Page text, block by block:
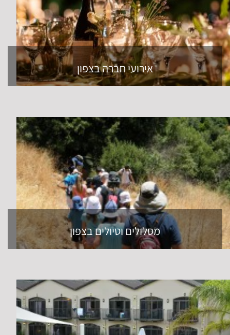
אירועי חברה בצפון
מסלולים וטיולים בצפון